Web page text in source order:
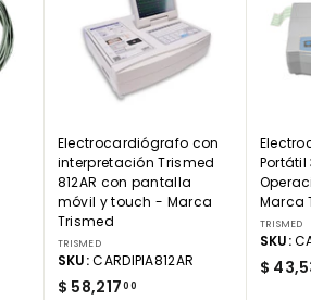
Electrocardiógrafo con
interpretación Trismed
812AR con pantalla
móvil y touch - Marca
Trismed
TRISMED
SKU:CARDIPIA812AR
$ 58,21700$
Marca
TRISMED
SKU:
$